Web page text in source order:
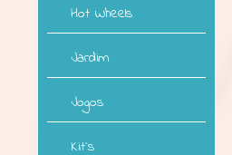
Hot Wheels
Jardim
Jogos
Kit`s